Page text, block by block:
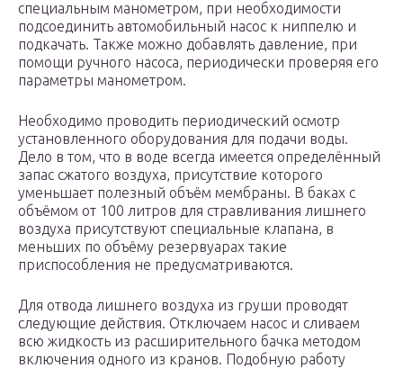
специальным манометром, при необходимости
подсоединить автомобильный насос к ниппелю и
подкачать. Также можно добавлять давление, при
помощи ручного насоса, периодически проверяя его
параметры манометром.
Необходимо проводить периодический осмотр
установленного оборудования для подачи воды.
Дело в том, что в воде всегда имеется определённый
запас сжатого воздуха, присутствие которого
уменьшает полезный объём мембраны. В баках с
объёмом от 100 литров для стравливания лишнего
воздуха присутствуют специальные клапана, в
меньших по объёму резервуарах такие
приспособления не предусматриваются.
Для отвода лишнего воздуха из груши проводят
следующие действия. Отключаем насос и сливаем
всю жидкость из расширительного бачка методом
включения одного из кранов. Подобную работу